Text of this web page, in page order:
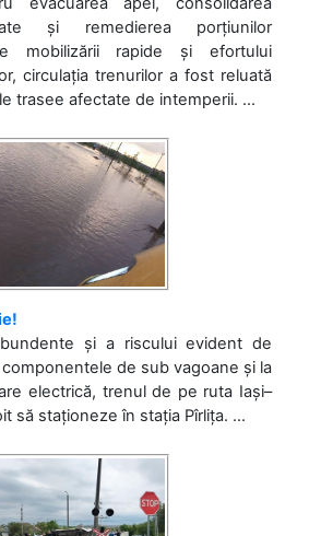
și remedierea porțiunilor
mobilizării rapide și efortului
circulația trenurilor a fost reluată
trasee afectate de intemperii. ...
și a riscului evident de
de sub vagoane și la
electrică, trenul de pe ruta Iași–
să staționeze în stația Pîrlița. ...